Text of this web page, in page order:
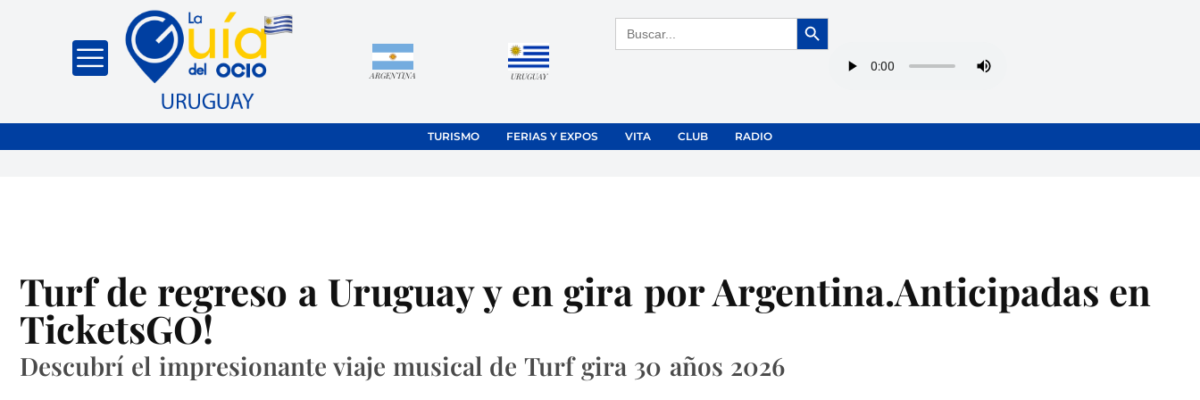
ARGENTINA URUGUAY
Buscar: Botón de búsqueda
TURISMO FERIAS Y EXPOS VITA CLUB RADIO
Turf de regreso a Uruguay y en gira por Argentina.Anticipadas en
TicketsGO!
Descubrí el impresionante viaje musical de Turf gira 30 años 2026